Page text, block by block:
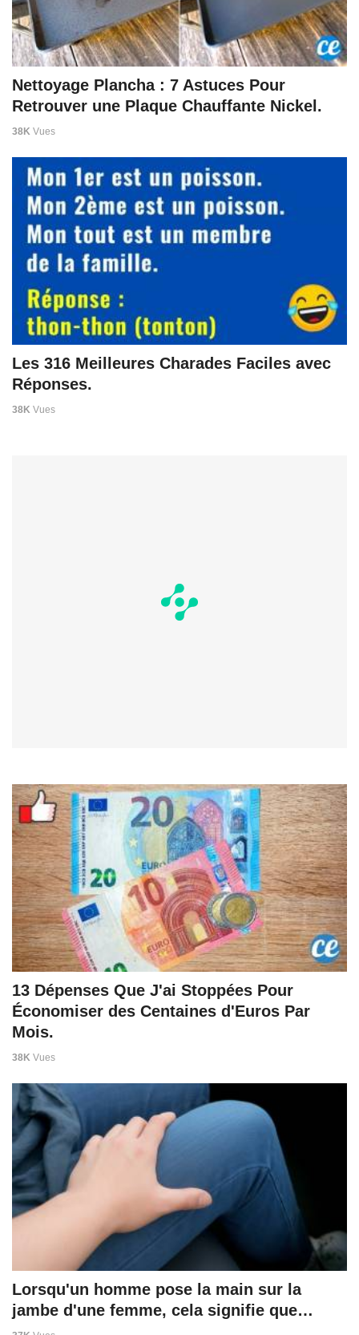
Nettoyage Plancha : 7 Astuces Pour
Retrouver une Plaque Chauffante Nickel.
38K Vues
Les 316 Meilleures Charades Faciles avec
Réponses.
38K Vues
13 Dépenses Que J'ai Stoppées Pour
Économiser des Centaines d'Euros Par
Mois.
38K Vues
Lorsqu'un homme pose la main sur la
jambe d'une femme, cela signifie que…